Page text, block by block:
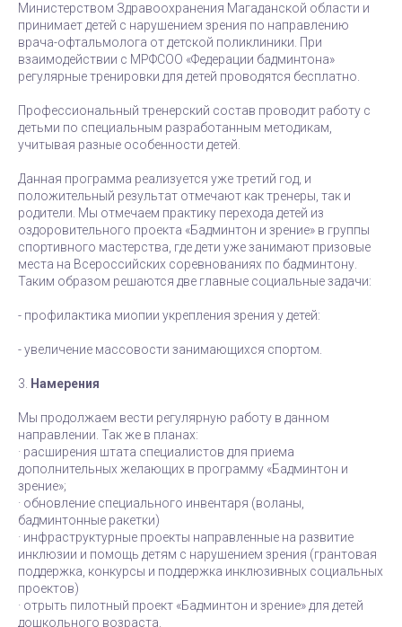
Министерством Здравоохранения Магаданской области и
принимает детей с нарушением зрения по направлению
врача-офтальмолога от детской поликлиники. При
взаимодействии с МРФСОО «Федерации бадминтона»
регулярные тренировки для детей проводятся бесплатно.
Профессиональный тренерский состав проводит работу с
детьми по специальным разработанным методикам,
учитывая разные особенности детей.
Данная программа реализуется уже третий год, и
положительный результат отмечают как тренеры, так и
родители. Мы отмечаем практику перехода детей из
оздоровительного проекта «Бадминтон и зрение» в группы
спортивного мастерства, где дети уже занимают призовые
места на Всероссийских соревнованиях по бадминтону.
Таким образом решаются две главные социальные задачи:
- профилактика миопии укрепления зрения у детей:
- увеличение массовости занимающихся спортом.
3. Намерения
Мы продолжаем вести регулярную работу в данном
направлении. Так же в планах:
· расширения штата специалистов для приема
дополнительных желающих в программу «Бадминтон и
зрение»;
· обновление специального инвентаря (воланы,
бадминтонные ракетки)
· инфраструктурные проекты направленные на развитие
инклюзии и помощь детям с нарушением зрения (грантовая
поддержка, конкурсы и поддержка инклюзивных социальных
проектов)
· отрыть пилотный проект «Бадминтон и зрение» для детей
дошкольного возраста.